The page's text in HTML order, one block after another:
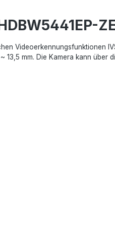
Videoerkennungsfunktionen
13,5 mm. Die Kamera kann